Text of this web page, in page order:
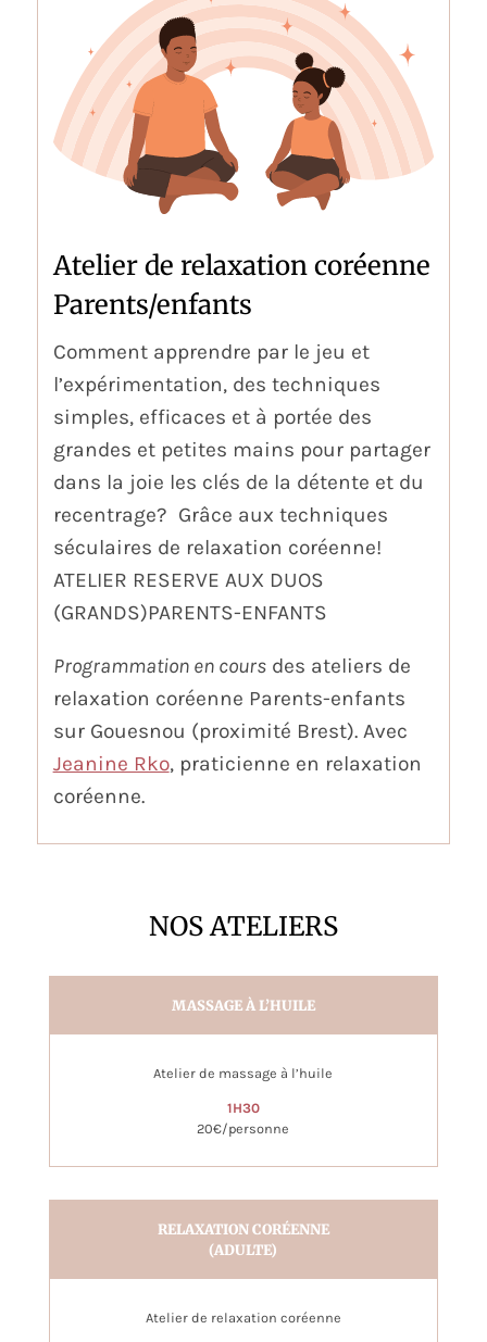
Atelier de relaxation coréenne
Parents/enfants
Comment apprendre par le jeu et
l’expérimentation, des techniques
simples, efficaces et à portée des
grandes et petites mains pour partager
dans la joie les clés de la détente et du
recentrage? Grâce aux techniques
séculaires de relaxation coréenne!
ATELIER RESERVE AUX DUOS
(GRANDS)PARENTS-ENFANTS
Programmation en coursdes ateliers de
relaxation coréenne Parents-enfants
sur Gouesnou (proximité Brest). Avec
Jeanine Rko, praticienne en relaxation
coréenne.
NOS ATELIERS
MASSAGE À L’HUILE
Atelier de massage à l’huile
1H30
20€/personne
RELAXATION CORÉENNE
(ADULTE)
Atelier de relaxation coréenne